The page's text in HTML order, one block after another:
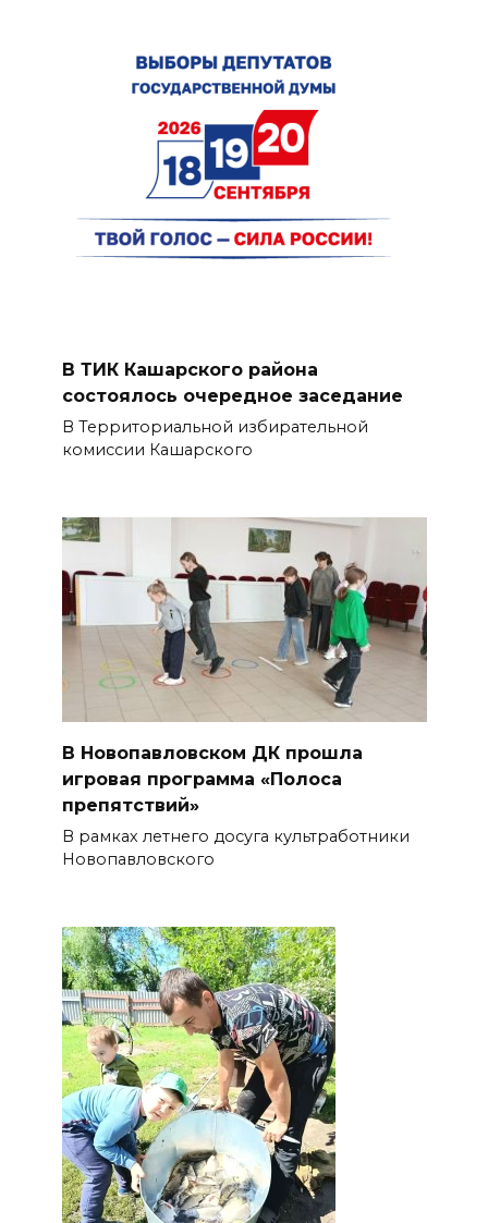
В ТИК Кашарского района
состоялось очередное заседание
В Территориальной избирательной
комиссии Кашарского
В Новопавловском ДК прошла
игровая программа «Полоса
препятствий»
В рамках летнего досуга культработники
Новопавловского